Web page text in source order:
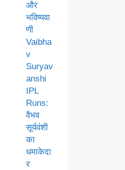
और
भविष्यवा
णी
Vaibha
v
Suryav
anshi
IPL
Runs:
वैभव
सूर्यवंशी
का
धमाकेदा
र